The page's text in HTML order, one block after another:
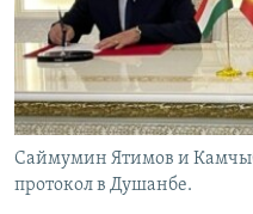
Саймумин Ятимов и
протокол в Душанбе.